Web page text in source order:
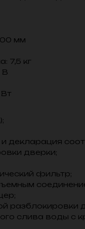
мм
7,5 кг
В
декларация
дверки;
фильтр;
разблокировки
слива воды с